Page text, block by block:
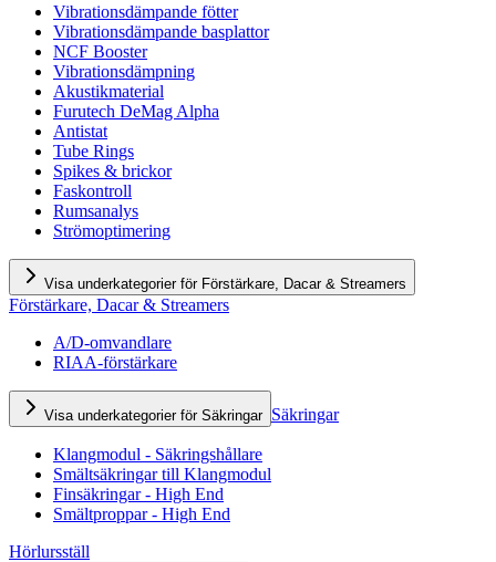
Vibrationsdämpande fötter
Vibrationsdämpande basplattor
NCF Booster
Vibrationsdämpning
Akustikmaterial
Furutech DeMag Alpha
Antistat
Tube Rings
Spikes & brickor
Faskontroll
Rumsanalys
Strömoptimering
Visa underkategorier för Förstärkare, Dacar & Streamers
Förstärkare, Dacar & Streamers
A/D-omvandlare
RIAA-förstärkare
Visa underkategorier för Säkringar Säkringar
Klangmodul - Säkringshållare
Smältsäkringar till Klangmodul
Finsäkringar - High End
Smältproppar - High End
Hörlursställ